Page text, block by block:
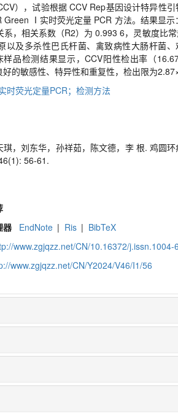
），试验根据 CCV Rep基因设计特异性
Green Ⅰ实时荧光定量 PCR 方法。结果显
，相关系数（R2）为 0.993 6，灵敏度比
以及多杀性巴氏杆菌、禽致病性大肠杆菌
品检测结果显示，CCV阳性检出率（
的敏感性、特异性和重复性，检出限为
时荧光定量PCR；检测方法
琪，刘东华，孙祥茹，陈文德，李 根. 鸡圆
56-61.
器
EndNote | Ris | BibTeX
www.zgjqzz.net/CN/10.16372/
www.zgjqzz.net/CN/Y2024/V46/I1/56